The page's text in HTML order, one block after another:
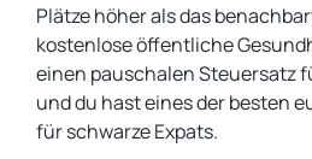
Plätze höher als das
kostenlose öffentliche
einen pauschalen Steuersatz
und du hast eines der besten
für schwarze Expats.